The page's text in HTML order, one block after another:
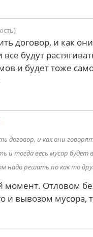
договор, и как
будут
и будет тоже
договор, и как они
и тогда весь мусор будет
надо решать по как то
момент. Отловом
и вывозом мусора,